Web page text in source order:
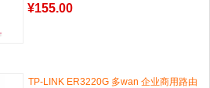
¥155.00
TP-LINK ER3220G 多wan 企业商用路由